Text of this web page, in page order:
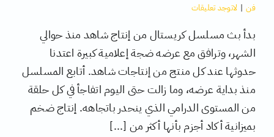
فن | لاتوجد تعليقات
بدأ بث مسلسل كريستال من إنتاج شاهد منذ حوالي
الشهر، وترافق مع عرضه ضجة إعلامية كبيرة اعتدنا
حدوثها عند كل منتج من إنتاجات شاهد. أتابع المسلسل
منذ بداية عرضه، وما زالت حتى اليوم اتفاجأ في كل حلقة
من المستوى الدرامي الذي ينحدر باتجاهه. إنتاج ضخم
بميزانية أكاد أجزم بأنها أكثر من [...]